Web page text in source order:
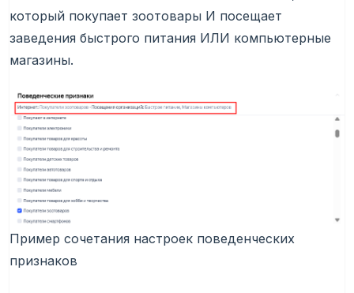
который покупает зоотовары И посещает
заведения быстрого питания ИЛИ компьютерные
магазины.
Пример сочетания настроек поведенческих
признаков